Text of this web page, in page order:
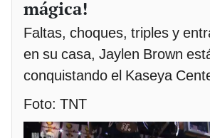
mágica!
Faltas, choques, triples y
en su casa, Jaylen Brown
conquistando el Kaseya
Foto: TNT